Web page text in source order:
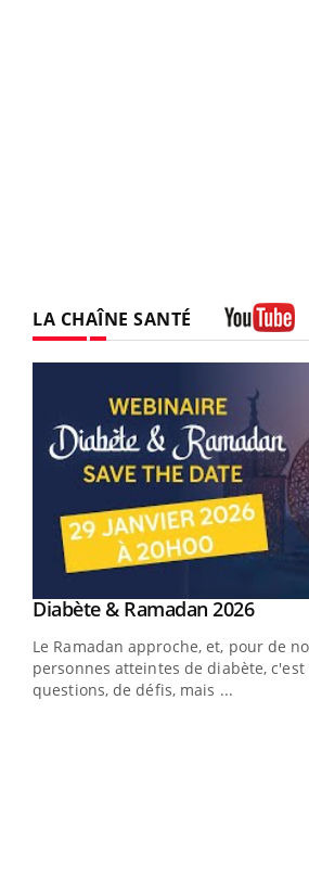
LA CHAÎNE SANTÉ
Youtube
Diabète & Ramadan 2026
Le Ramadan approche, et, pour de
personnes atteintes de diabète,
questions, de défis, mais ...